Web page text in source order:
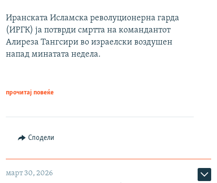
Иранската Исламска револуционерна гарда
(ИРГК) ја потврди смртта на командантот
Алиреза Тангсири во израелски воздушен
напад минатата недела.
прочитај повеќе
Сподели
март 30, 2026